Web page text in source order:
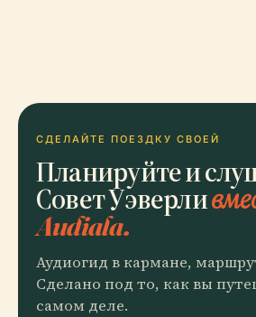
СДЕЛАЙТЕ ПОЕЗДКУ СВОЕЙ
Планируйте и
Совет Уэверли
Audiala.
Аудиогид в кармане,
Сделано под то, как вы
самом деле.